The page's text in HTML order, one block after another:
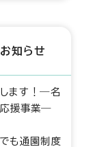
知らせ
ます！―名
援事業―
も通園制度